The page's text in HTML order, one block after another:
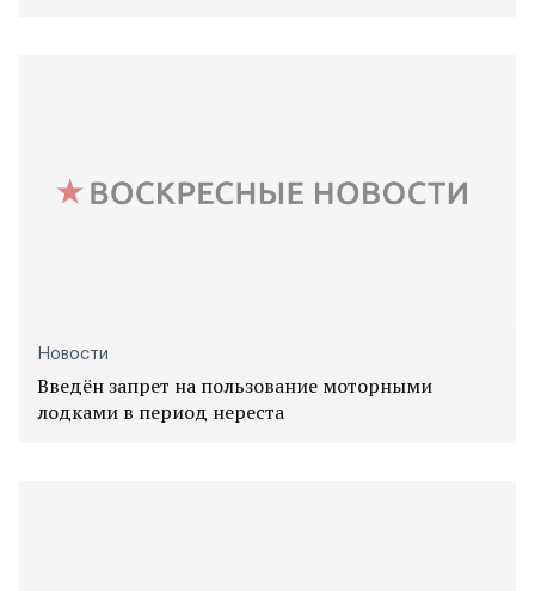
Новости
Введён запрет на пользование моторными
лодками в период нереста